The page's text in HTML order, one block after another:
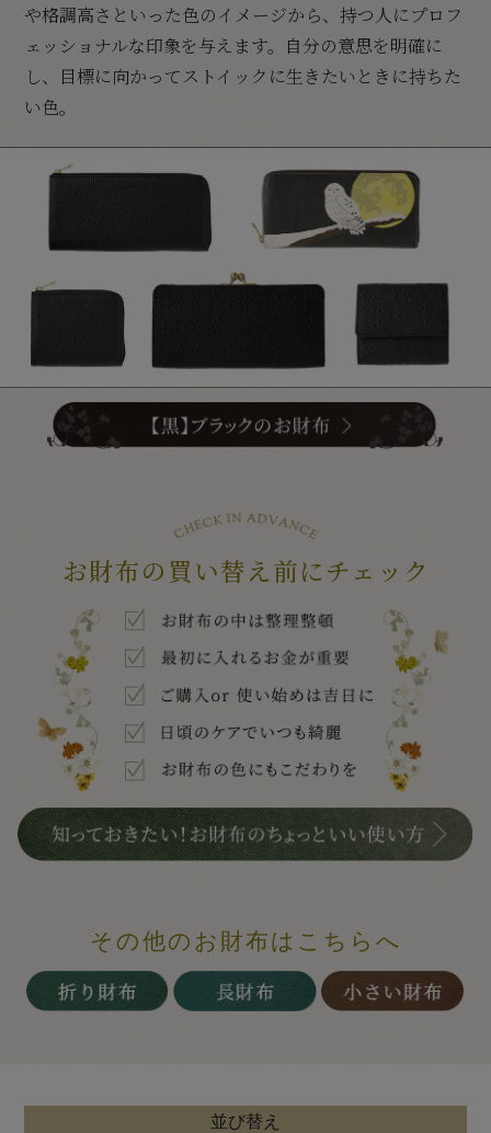
や格調高さといった色のイメージから、持つ人にプロフ
ェッショナルな印象を与えます。自分の意思を明確に
し、目標に向かってストイックに生きたいときに持ちた
い色。
お財布の買い替え前にチェック
その他のお財布はこちらへ
並び替え